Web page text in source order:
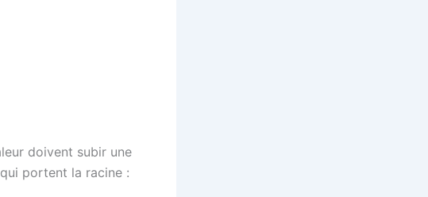
doivent subir une
portent la racine :